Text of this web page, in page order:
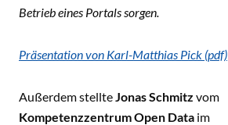
Betrieb eines Portals sorgen.
Präsentation von Karl-Matthias Pick (pdf)
Außerdem stellteJonas Schmitz vom
Kompetenzzentrum Open Data im